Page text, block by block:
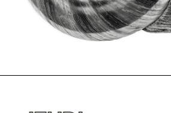
charte ia
nous contacter